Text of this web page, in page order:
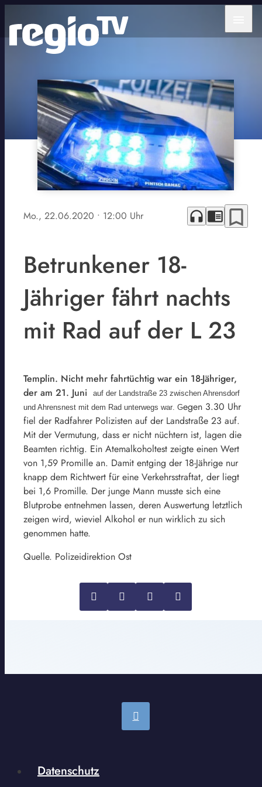
Mo., 22.06.2020 • 12:00 Uhr headphones chrome_reader_mode bookmark_border
Betrunkener 18-
Jähriger fährt nachts
mit Rad auf der L 23
Templin. Nicht mehr fahrtüchtig war ein 18-Jähriger,
der am 21. Juni
auf der Landstraße 23 zwischen Ahrensdorf
und Ahrensnest mit dem Rad unterwegs war Gegen 3.30 Uhr
fiel der Radfahrer Polizisten auf der Landstraße 23 auf.
Mit der Vermutung, dass er nicht nüchtern ist, lagen die
Beamten richtig. Ein Atemalkoholtest zeigte einen Wert
von 1,59 Promille an. Damit entging der 18-Jährige nur
knapp dem Richtwert für eine Verkehrsstraftat, der liegt
bei 1,6 Promille. Der junge Mann musste sich eine
Blutprobe entnehmen lassen, deren Auswertung letztlich
zeigen wird, wieviel Alkohol er nun wirklich zu sich
genommen hatte.
Quelle. Polizeidirektion Ost
Datenschutz